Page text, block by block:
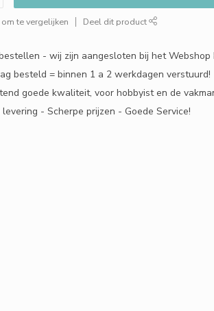
te vergelijken Deel dit product
- wij zijn aangesloten bij het Webshop
besteld = binnen 1 a 2 werkdagen verstuurd!
goede kwaliteit, voor hobbyist en de
- Scherpe prijzen - Goede Service!